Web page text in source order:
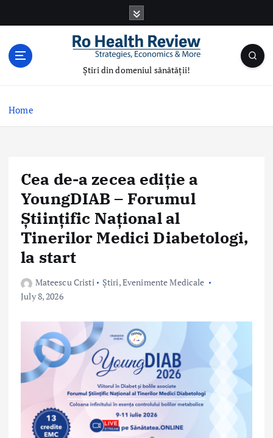
Știri din domeniul sănătății!
Home
Cea de-a zecea ediție a
YoungDIAB – Forumul
Științific Național al
Tinerilor Medici Diabetologi,
la start
Mateescu Cristi Știri,Evenimente Medicale
July 8, 2026